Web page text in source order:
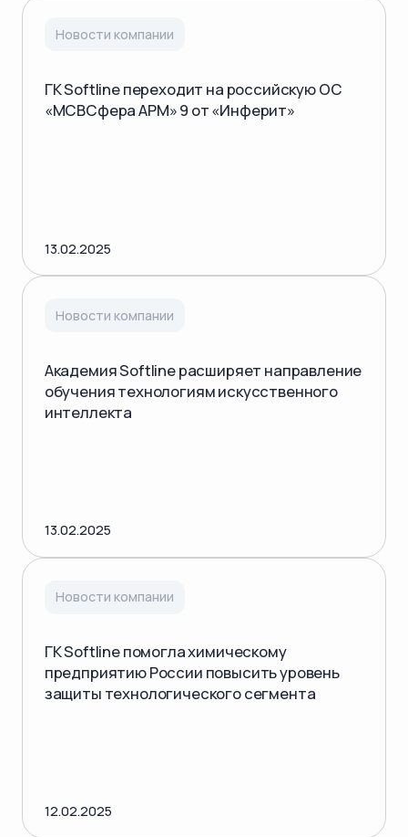
Новости компании
ГК Softline переходит на российскую ОС
«МСВСфера АРМ» 9 от «Инферит»
13.02.2025
Новости компании
Академия Softline расширяет направление
обучения технологиям искусственного
интеллекта
13.02.2025
Новости компании
ГК Softline помогла химическому
предприятию России повысить уровень
защиты технологического сегмента
12.02.2025